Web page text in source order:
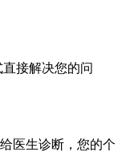
医生诊断，您的个
接解决您的问